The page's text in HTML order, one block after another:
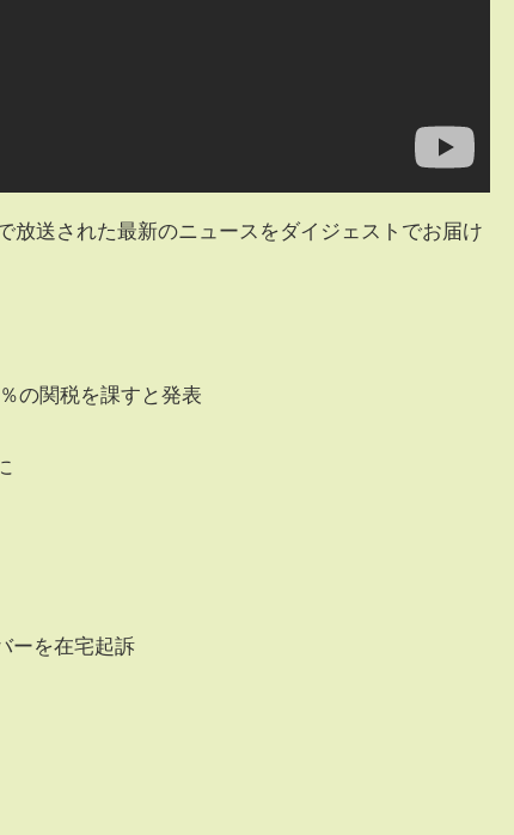
放送された最新のニュースをダイジェストでお届け
の関税を課すと発表
ーを在宅起訴